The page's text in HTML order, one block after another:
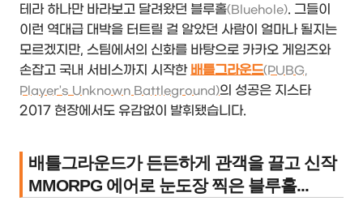
테라 하나만 바라보고 달려왔던 블루홀(Bluehole). 그들이
이런 역대급 대박을 터트릴 걸 알았던 사람이 얼마나 될지는
모르겠지만, 스팀에서의 신화를 바탕으로 카카오 게임즈와
손잡고 국내 서비스까지 시작한 배틀그라운드(PUBG,
Player's Unknown Battleground)의 성공은 지스타
2017 현장에서도 유감없이 발휘됐습니다.
배틀그라운드가 든든하게 관객을 끌고 신작
MMORPG 에어로 눈도장 찍은 블루홀...